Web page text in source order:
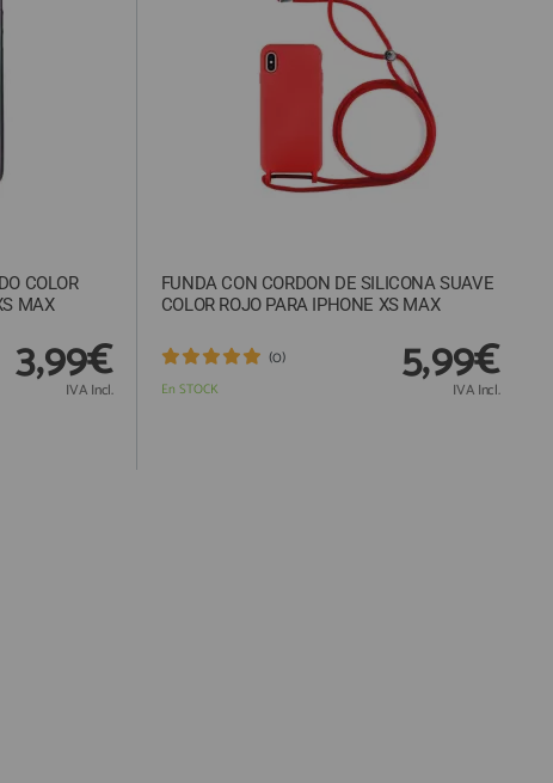
COLOR
MAX
3,99€
IVA Incl.
FUNDA CON CORDON DE SILICONA SUAVE
COLOR ROJO PARA IPHONE XS MAX
En STOCK
(0) 5,99€
IVA Incl.